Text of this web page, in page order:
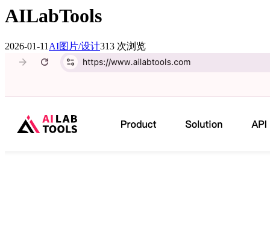
AILabTools
2026-01-11 AI图片/设计313 次浏览